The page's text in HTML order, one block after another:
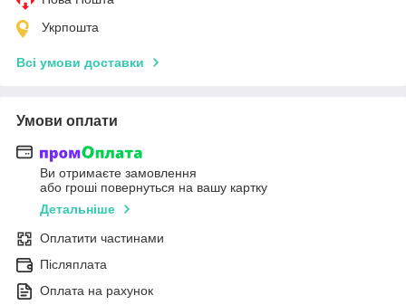
Укрпошта
Всі умови доставки
Умови оплати
Ви отримаєте замовлення
або гроші повернуться на вашу картку
Детальніше
Оплатити частинами
Післяплата
Оплата на рахунок